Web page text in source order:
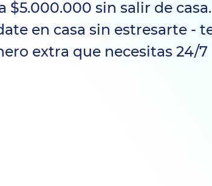
$5.000.000 sin salir de casa.
en casa sin estresarte -
extra que necesitas 24/7